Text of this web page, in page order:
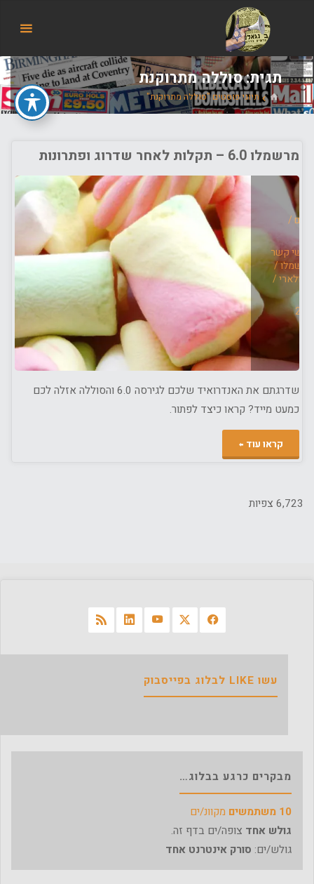
של
אודי
בורג
תגית:סוללה מתרוקנת
ביתתיוגי פוסטים "סוללה מתרוקנת"
מרשמלו 6.0 – תקלות לאחר שדרוג ופתרונות
/
אנשי קשר
מרשמלו/
סלולארי/
שדרגתם את האנדרואיד שלכם לגירסה 6.0 והסוללה אזלה לכם
כמעט מייד? קראו כיצד לפתור.
קראו עוד
ופתרונות"
6,723 צפיות
עשו LIKE לבלוג בפייסבוק
מבקרים כרגע בבלוג…
10 משתמשים
מקוונ/ים
גולש אחד צופה/ים בדף זה.
גולש/ים: סורק אינטרנט אחד